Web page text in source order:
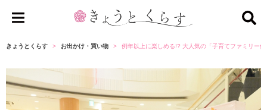
ょ
く
ら
きょうとくらす お出かけ・買い物 例年以上に楽しめる!? 大人気の「子育てファミリー